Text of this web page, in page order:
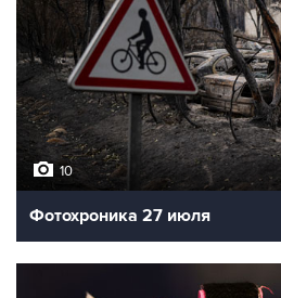
10
Фотохроника 27 июля